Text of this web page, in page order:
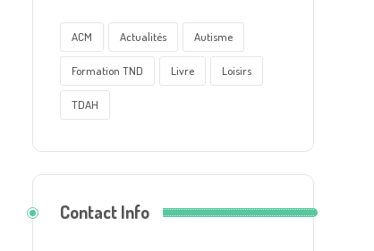
ACM Actualités Autisme
Formation TND Livre Loisirs
TDAH
Contact Info